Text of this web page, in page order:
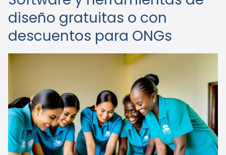
diseño gratuitas o con
descuentos para ONGs